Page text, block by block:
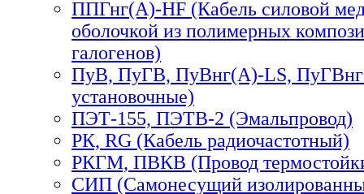
ППГнг(А)-HF (Кабель силовой
оболочкой из полимерных
галогенов)
ПуВ, ПуГВ, ПуВнг(А)-LS,
установочные)
ПЭТ-155, ПЭТВ-2 (Эмальпровод)
РК, RG (Кабель радиочастотный)
РКГМ, ПВКВ (Провод
СИП (Самонесущий